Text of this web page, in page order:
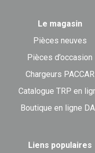
Le magasin
Pièces neuves
Pièces d’occasion
Chargeurs PACCAR
Catalogue TRP en
Boutique en ligne
Liens populaires